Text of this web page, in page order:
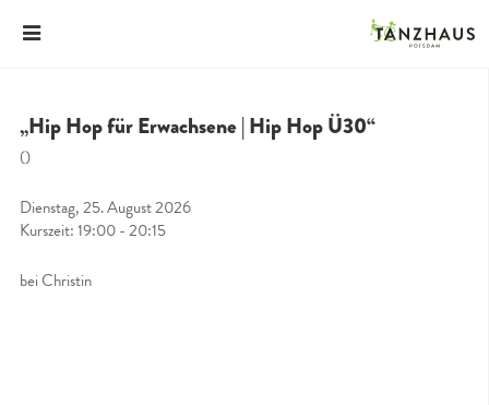
„Hip Hop für Erwachsene | Hip Hop Ü30“
()
Dienstag, 25. August 2026
Kurszeit: 19:00 - 20:15
bei Christin